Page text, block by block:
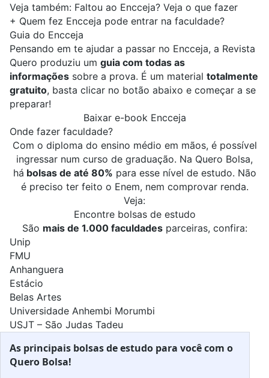
Veja também: Faltou ao Encceja? Veja o que fazer
+ Quem fez Encceja pode entrar na faculdade?
Guia do Encceja
Pensando em te ajudar a passar no Encceja, a Revista
Quero produziu um guia com todas as
informações sobre a prova. É um material totalmente
gratuito, basta clicar no botão abaixo e começar a se
preparar!
Baixar e-book Encceja
Onde fazer faculdade?
Com o diploma do ensino médio em mãos, é possível
ingressar num curso de graduação. Na Quero Bolsa,
há bolsas de até 80% para esse nível de estudo. Não
é preciso ter feito o Enem, nem comprovar renda.
Veja:
Encontre bolsas de estudo
São mais de 1.000 faculdadesparceiras, confira:
Unip
FMU
Anhanguera
Estácio
Belas Artes
Universidade Anhembi Morumbi
USJT – São Judas Tadeu
As principais bolsas de estudo para você com o
Quero Bolsa!